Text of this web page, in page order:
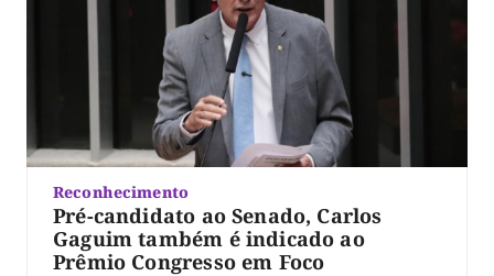
Reconhecimento
Pré-candidato ao Senado, Carlos
Gaguim também é indicado ao
Prêmio Congresso em Foco